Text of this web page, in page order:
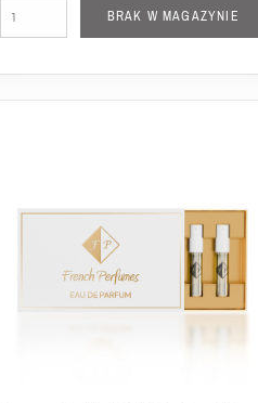
BRAK W MAGAZYNIE